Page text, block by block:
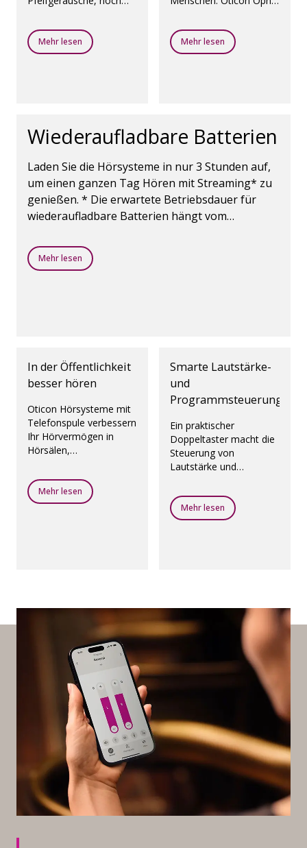
Mehr lesen
verbessern das
Sprachverstehen selbst
in lärmigen
Mehr lesen
Wiederaufladbare Batterien
Laden Sie die Hörsysteme in nur 3 Stunden auf,
um einen ganzen Tag Hören mit Streaming* zu
genießen. * Die erwartete Betriebsdauer für
wiederaufladbare Batterien hängt vom
der Hörminderung, der Klangumgebung, dem
Alter der Batterien und der Nutzung von
Mehr lesen
In der Öffentlichkeit
besser hören
Oticon Hörsysteme mit
Telefonspule verbessern
Ihr Hörvermögen in
Hörsälen,
Theatern, Flughäfen und
jedem anderen
öffentlichen Ort mit
Mehr lesen
Smarte Lautstärke-
und
Programmsteuerung
Ein praktischer
Doppeltaster macht die
Steuerung von
Lautstärke und
Kinderspiel.
Mehr lesen